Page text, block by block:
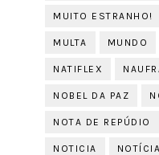
MUITO ESTRANHO!
MULTA MUNDO
NATIFLEX
NOBEL DA PAZ
NOTA DE REPÚDIO
NOTICIA NOTÍCIA